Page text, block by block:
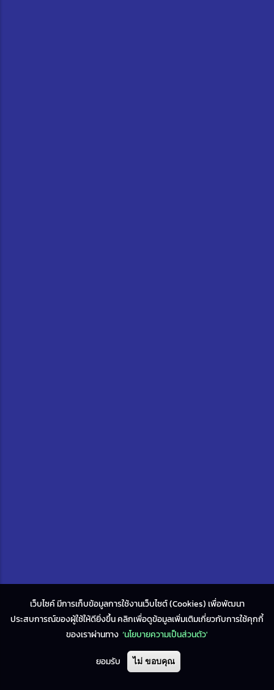
เว็บไซค์ มีการเก็บข้อมูลการใช้งานเว็บไซต์ (Cookies) เพื่อพัฒนา
ประสบการณ์ของผู้ใช้ให้ดียิ่งขึ้น คลิกเพื่อดูข้อมูลเพิ่มเติมเกี่ยวกับการใช้คุกกี้
ของเราผ่านทาง ‘นโยบายความเป็นส่วนตัว'
ยอมรับ ไม่ ขอบคุณ